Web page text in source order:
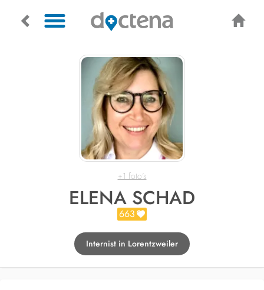
+1 foto's
ELENA SCHAD
663
Internist in Lorentzweiler